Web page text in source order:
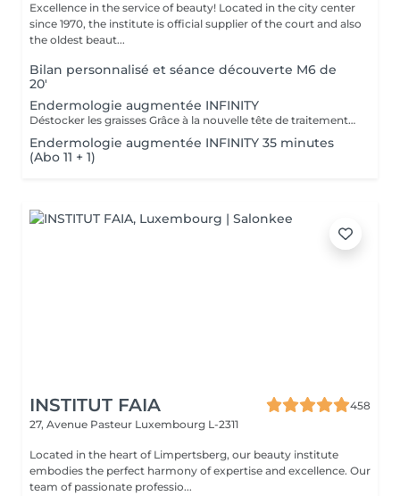
Excellence in the service of beauty! Located in the city center
since 1970, the institute is official supplier of the court and also
the oldest beaut...
Bilan personnalisé et séance découverte M6 de
20'
Endermologie augmentée INFINITY
Déstocker les graisses Grâce à la nouvelle tête de traitement brevetée Alliance, endermologie® permet de cibler et daffiner les zones rebelles à lexercice et à lhygiène alimentaire (bras, dos, ventre, taille, cuisses..) tout en sadaptant précisément aux besoins de chaque peau. Lisser la cellulite La cellulite, qui touche 90 % des femmes même les plus minces et les plus sportives, résulte à la fois dun stockage de graisses dans les adipocytes (cellules graisseuses) et dune rétention deau tout autour. Raffermir la peau Variations de poids, grossesses, temps qui passe la peau perd progressivement de sa tonicité et de sa souplesse. Même si ce relâchement cutané concerne tout le corps, certaines zones y sont plus sensibles : intérieur des cuisses, ventre, bras, etc Retrouver des jambes légères Jambes lourdes et douloureuses, chevilles ou pieds gonflés ces symptômes traduisent une mauvaise circulation sanguine et lymphatique. Les toxines saccumulent dans lorganisme, ce qui explique de telles variations de volume en une même journée ou à différents moments du cycle féminin. Bien-être Découvrez des parcours de soins au concept exclusif, pour une efficacité et une détente incomparables.
Endermologie augmentée INFINITY 35 minutes
(Abo 11 + 1)
INSTITUT FAIA
458
27, Avenue Pasteur Luxembourg L-2311
Located in the heart of Limpertsberg, our beauty institute
embodies the perfect harmony of expertise and excellence. Our
team of passionate professio...